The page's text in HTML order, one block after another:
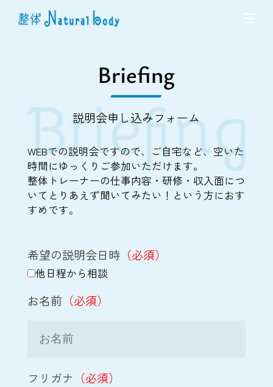
Briefing
説明会申し込みフォーム
WEBでの説明会ですので、ご自宅など、空いた
時間にゆっくりご参加いただけます。
整体トレーナーの仕事内容・研修・収入面につ
いてとりあえず聞いてみたい！という方におす
すめです。
希望の説明会日時（必須）
他日程から相談
お名前（必須）
フリガナ （必須）